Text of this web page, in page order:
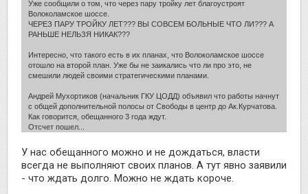
Уже сообщили о том, что через пару тройку лет благоустроят
Волоколамское шоссе.
ЧЕРЕЗ ПАРУ ТРОЙКУ ЛЕТ??? ВЫ СОВСЕМ БОЛЬНЫЕ ЧТО ЛИ??? А
РАНЬШЕ НЕЛЬЗЯ НИКАК???
Интересно, что такого есть в их планах, что Волоколамское шоссе
отошло на второй план. Уже бы не заикались что ли про это, не
смешили людей своими стратегическими планами.
Андрей Мухортиков (начальник ГКУ ЦОДД) объявил что работы начнут
с общей дополнительной полосы от Свободы в центр до Ак.Курчатова.
Как говорится, обещанного 3 года ждут.
Отсчет пошел...
У нас обещанного можно и не дождаться, власти
всегда не выполняют своих планов. А тут явно заявили
- что ждать долго. Можно не ждать короче.